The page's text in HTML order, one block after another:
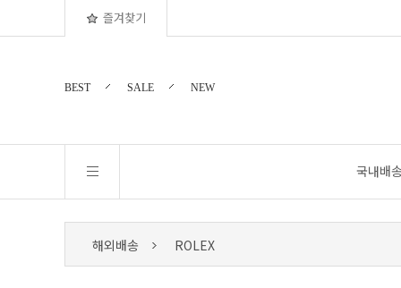
즐겨찾기
BEST SALE NEW
국내배
해외배송 ROLEX